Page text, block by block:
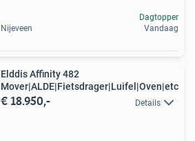
Nijeveen
Dagtopper
Vandaag
Elddis Affinity 482
Mover|ALDE|Fietsdrager|Luifel|Oven|etc
€ 18.950,- Details